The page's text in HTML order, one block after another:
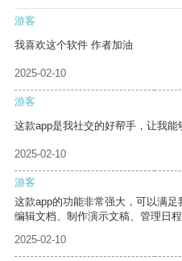
游客
我喜欢这个软件 作者加油
2025-02-10
游客
这款app是我社交的好帮手，让我能
2025-02-10
游客
这款app的功能非常强大，可以满
编辑文档、制作演示文稿、管理日程
2025-02-10